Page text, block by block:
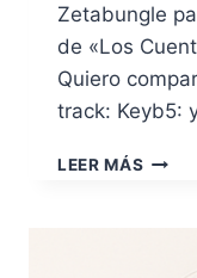
Zetabungle
de «Los
Quiero
track: Keyb5:
LEER MÁS KEY-